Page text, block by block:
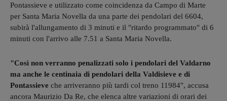
Pontassieve e utilizzato come coincidenza da Campo di Marte
per Santa Maria Novella da una parte dei pendolari del 6604,
subirà l'allungamento di 3 minuti e il "ritardo programmato" di 6
minuti con l'arrivo alle 7.51 a Santa Maria Novella.
"Così non verranno penalizzati solo i pendolari del Valdarno
ma anche le centinaia di pendolari della Valdisieve e di
Pontassieve che arriveranno più tardi col treno 11984", accusa
ancora Maurizio Da Re, che elenca altre variazioni di orari dei